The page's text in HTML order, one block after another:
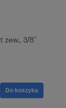
3/8"
Do koszyka